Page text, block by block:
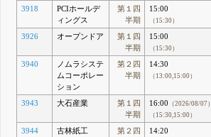
3918
PCIホールデ
ィングス
第１四
半期
15:00
（15:30）
3926 オープンドア
第１四
半期
15:00
（15:30）
3940
ノムラシステ
ムコーポレー
ション
第２四
半期
14:30
（13:00,15:00）
3943 大石産業
第１四
半期
16:00 （2026/08/07）
（15:30,15:00）
3944 古林紙工
第２四
14:20